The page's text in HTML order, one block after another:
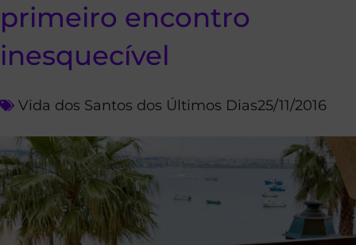
primeiro encontro
inesquecível
Vida dos Santos dos Últimos Dias25/11/2016